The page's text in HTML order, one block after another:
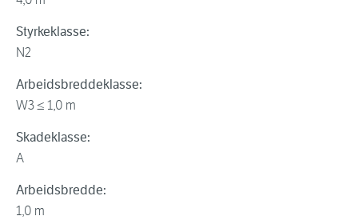
Styrkeklasse:
N2
Arbeidsbreddeklasse:
W3 ≤ 1,0 m
Skadeklasse:
A
Arbeidsbredde:
1,0 m